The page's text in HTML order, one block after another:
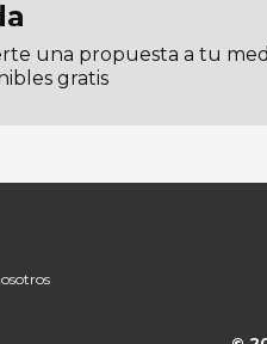
una propuesta a tu
gratis